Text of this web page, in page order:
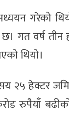
गरेको
गत वर्ष
थियो।
२५ हेक्टर
रुपैयाँ